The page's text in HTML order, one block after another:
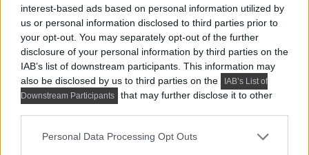
interest-based ads based on personal information utilized by
us or personal information disclosed to third parties prior to
your opt-out. You may separately opt-out of the further
disclosure of your personal information by third parties on the
IAB’s list of downstream participants. This information may
also be disclosed by us to third parties on the
IAB’s List of
Downstream Participants
that may further disclose it to other
Please note that this website/app uses one or more Google
Personal Data Processing Opt Outs
HÁZAK, ENTERIŐRÖK - INSPIRÁCIÓ KÉPEKBEN
egyetlen tengeri konténerből, 27 m²